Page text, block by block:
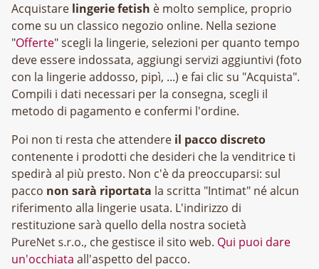
Acquistare lingerie fetish è molto semplice, proprio
come su un classico negozio online. Nella sezione
"Offerte" scegli la lingerie, selezioni per quanto tempo
deve essere indossata, aggiungi servizi aggiuntivi (foto
con la lingerie addosso, pipì, ...) e fai clic su "Acquista".
Compili i dati necessari per la consegna, scegli il
metodo di pagamento e confermi l'ordine.
Poi non ti resta che attendere il pacco discreto
contenente i prodotti che desideri che la venditrice ti
spedirà al più presto. Non c'è da preoccuparsi: sul
pacco non sarà riportata la scritta "Intimat" né alcun
riferimento alla lingerie usata. L'indirizzo di
restituzione sarà quello della nostra società
, che gestisce il sito web. Qui puoi dare
un'occhiata all'aspetto del pacco.